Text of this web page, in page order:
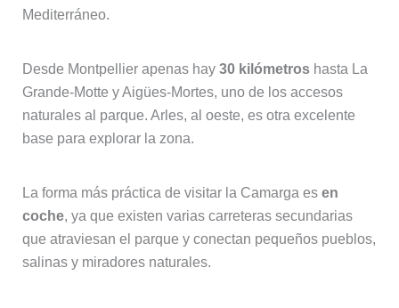
Mediterráneo.
Desde Montpellier apenas hay 30 kilómetroshasta La
Grande-Motte y Aigües-Mortes, uno de los accesos
naturales al parque. Arles, al oeste, es otra excelente
base para explorar la zona.
La forma más práctica de visitar la Camarga es en
coche, ya que existen varias carreteras secundarias
que atraviesan el parque y conectan pequeños pueblos,
salinas y miradores naturales.